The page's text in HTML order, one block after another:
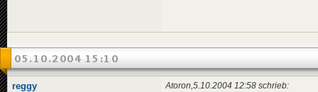
05.10.2004 15:10
reggy Atoron,5.10.2004 12:58 schrieb: